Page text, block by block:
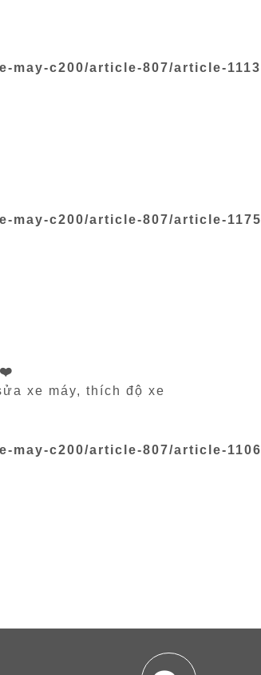
may-c200/article-807/article-1113
may-c200/article-807/article-1175
xe máy, thích độ xe
may-c200/article-807/article-1106